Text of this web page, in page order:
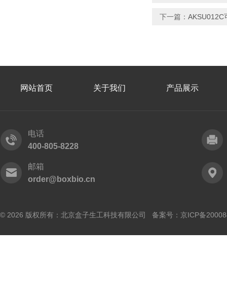
下一篇： AKSU012C
网站首页 关于我们 产品展示
电话
400-805-8228
邮箱
order@boxbio.cn
© 2026 版权所有：北京盒子生工科技有限公司 备案号： 京ICP备